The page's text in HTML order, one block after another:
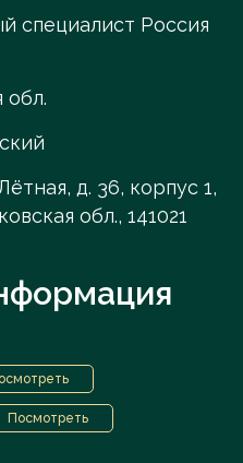
специалист Россия
обл.
д. 36, корпус 1,
обл., 141021
Посмотреть